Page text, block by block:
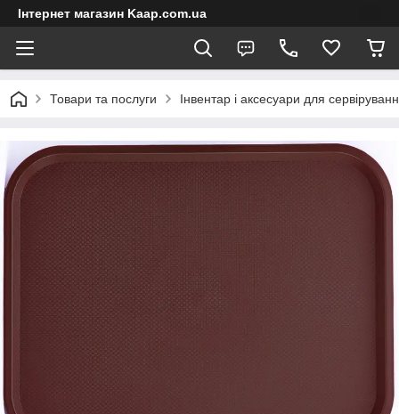
Інтернет магазин Kaap.com.ua
Товари та послуги Інвентар і аксесуари для